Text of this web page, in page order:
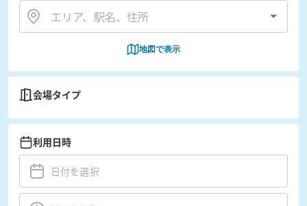
地図で表示
会場タイプ
利用日時